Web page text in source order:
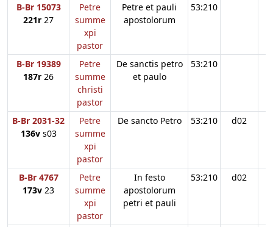
B-Br 15073
221r 27
Petre
summe
xpi
pastor
Petre et pauli
apostolorum
53:210
B-Br 19389
187r 26
Petre
summe
christi
pastor
De sanctis petro
et paulo
53:210
B-Br 2031-32
136vs03
Petre
summe
xpi
pastor
De sancto Petro 53:210 d02
B-Br 4767
173v 23
Petre
summe
xpi
pastor
In festo
apostolorum
petri et pauli
53:210 d02